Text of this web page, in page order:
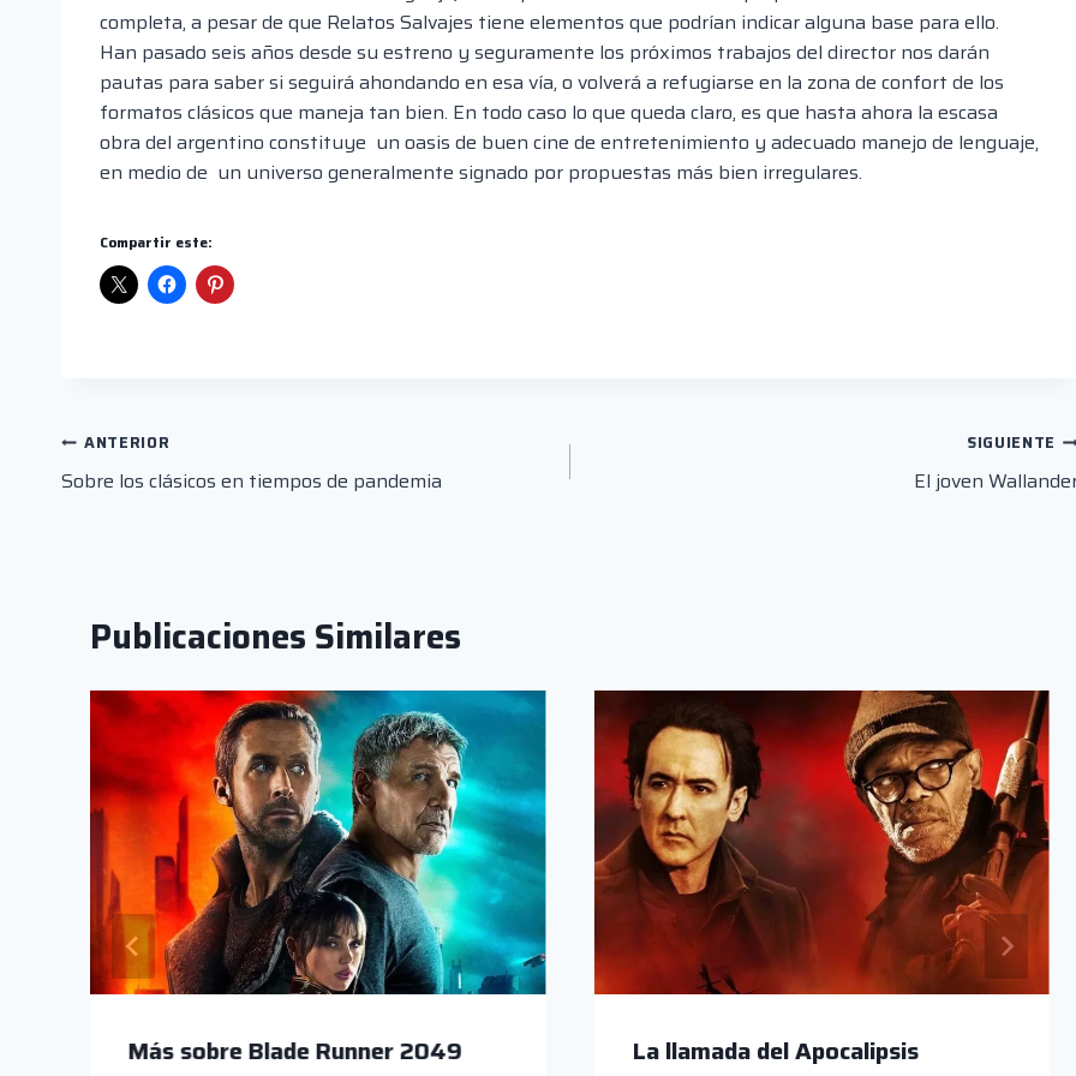
completa, a pesar de que Relatos Salvajes tiene elementos que podrían indicar alguna base para ello.
Han pasado seis años desde su estreno y seguramente los próximos trabajos del director nos darán
pautas para saber si seguirá ahondando en esa vía, o volverá a refugiarse en la zona de confort de los
formatos clásicos que maneja tan bien. En todo caso lo que queda claro, es que hasta ahora la escasa
obra del argentino constituye un oasis de buen cine de entretenimiento y adecuado manejo de lenguaje,
en medio de un universo generalmente signado por propuestas más bien irregulares.
Compartir este:
Navegación
de
ANTERIOR
Sobre los clásicos en tiempos de pandemia
SIGUIENTE
El joven
Publicaciones Similares
Más sobre Blade Runner 2049 La llamada del Apocalipsis